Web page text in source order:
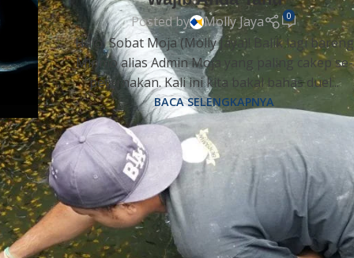
Posted by Molly Jaya 0
Halo, Sobat Moja (Molly Jaya)! Balik lagi bareng
Minmo alias Admin Moja yang paling cakep se-
peternakan. Kali ini kita bakal bahas duel...
BACA SELENGKAPNYA